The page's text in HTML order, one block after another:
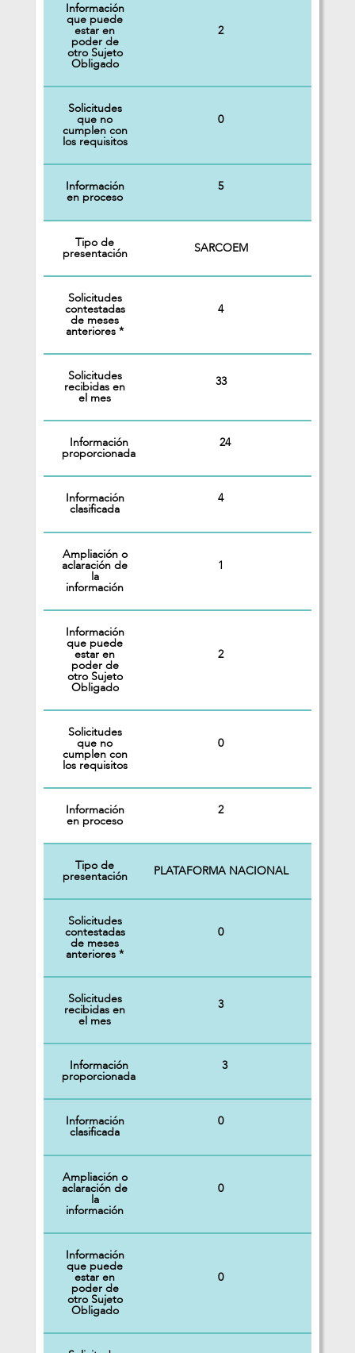
Información
que puede
estar en
poder de
otro Sujeto
Obligado
2
Solicitudes
que no
cumplen con
los requisitos
0
Información
en proceso
5
Tipo de
presentación SARCOEM
Solicitudes
contestadas
de meses
anteriores *
4
Solicitudes
recibidas en
el mes
33
Información
proporcionada
24
Información
clasificada
4
Ampliación o
aclaración de
la
información
1
Información
que puede
estar en
poder de
otro Sujeto
Obligado
2
Solicitudes
que no
cumplen con
los requisitos
0
Información
en proceso
2
Tipo de
presentación PLATAFORMA NACIONAL
Solicitudes
contestadas
de meses
anteriores *
0
Solicitudes
recibidas en
el mes
3
Información
proporcionada
3
Información
clasificada
0
Ampliación o
aclaración de
la
información
0
Información
que puede
estar en
poder de
otro Sujeto
Obligado
0